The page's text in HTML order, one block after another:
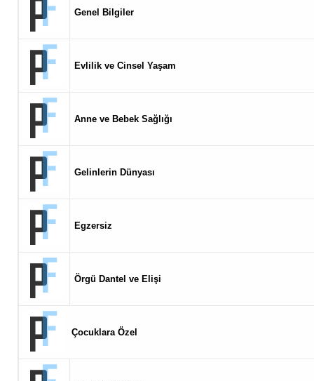
Genel Bilgiler
Evlilik ve Cinsel Yaşam
Anne ve Bebek Sağlığı
Gelinlerin Dünyası
Egzersiz
Örgü Dantel ve Elişi
Çocuklara Özel